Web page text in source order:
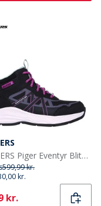
SKECHERS Piger Eventyr Blitz Sjov Forfølgelse Vandtætte Sko Black Aqua
599,99 kr.
kr.
kr.